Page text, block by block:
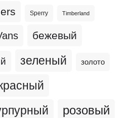
Sperry Timberland
бежевый
зеленый золото
розовый